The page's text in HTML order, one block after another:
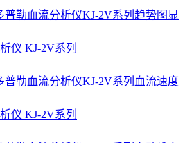
仪 KJ-2V系列
仪 KJ-2V系列